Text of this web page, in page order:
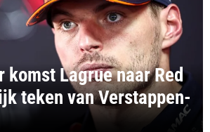
komst Lagrue naar Red
teken van Verstappen-